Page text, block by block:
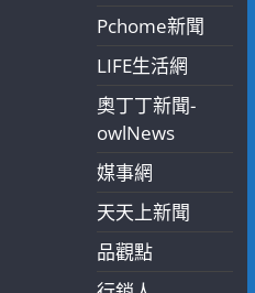
Pchome新聞
LIFE生活網
奧丁丁新聞-
owlNews
媒事網
天天上新聞
品觀點